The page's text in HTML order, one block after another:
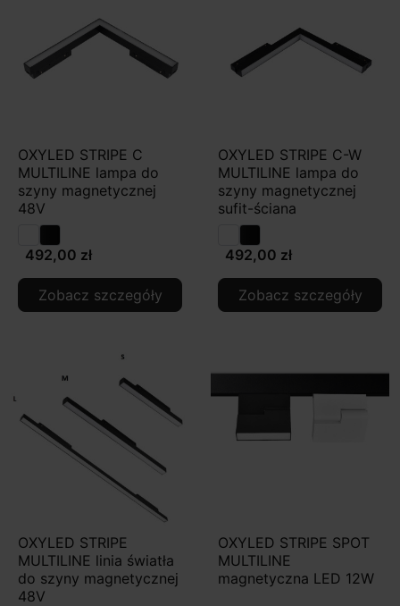
OXYLED STRIPE C
MULTILINE lampa do
szyny magnetycznej
48V
492,00 zł
Zobacz szczegóły
OXYLED STRIPE C-W
MULTILINE lampa do
szyny magnetycznej
sufit-ściana
492,00 zł
Zobacz szczegóły
OXYLED STRIPE
MULTILINE linia światła
do szyny magnetycznej
48V
OXYLED STRIPE SPOT
MULTILINE
magnetyczna LED 12W